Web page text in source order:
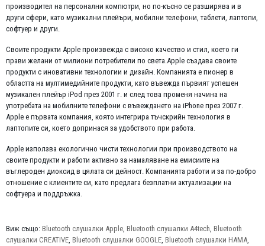
производител на персонални компютри, но по-късно се разширява и в
други сфери, като музикални плейъри, мобилни телефони, таблети, лаптопи,
софтуер и други.
Своите продукти Apple произвежда с високо качество и стил, което ги
прави желани от милиони потребители по света.Apple създава своите
продукти с иновативни технологии и дизайн. Компанията е пионер в
областта на мултимедийните продукти, като въвежда първият успешен
музикален плейър iPod през 2001 г. и след това променя начина на
употребата на мобилните телефони с въвеждането на iPhone през 2007 г.
Apple е първата компания, която интегрира тъчскрийн технология в
лаптопите си, което допринася за удобството при работа.
Apple използва екологично чисти технологии при производството на
своите продукти и работи активно за намаляване на емисиите на
въглероден диоксид в цялата си дейност. Компанията работи и за по-добро
отношение с клиентите си, като предлага безплатни актуализации на
софтуера и поддръжка.
Виж също: Bluetooth слушалки Apple, Bluetooth слушалки A4tech, Bluetooth
слушалки CREATIVE, Bluetooth слушалки GOOGLE, Bluetooth слушалки HAMA,